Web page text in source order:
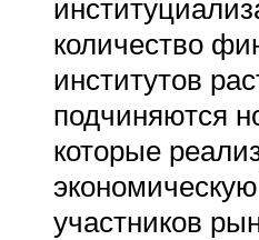
количество
институтов
подчиняются
которые
участников